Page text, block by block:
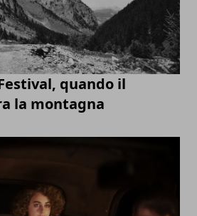
quando il
la montagna